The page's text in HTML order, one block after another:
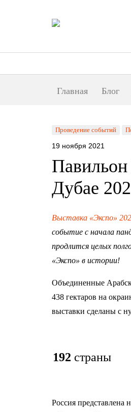
Главная Блог
Проведение событий
19 ноября 2021
Дубае
Выставка «Экспо»
событие с начала
продлится целых
«Экспо» в истории!
Объединенные
438 гектаров на
выставки сделаны с
192 страны
Россия представлена